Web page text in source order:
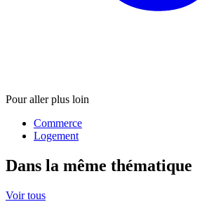
Pour aller plus loin
Commerce
Logement
Dans la même thématique
Voir tous